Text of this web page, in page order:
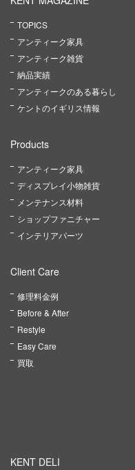
TOPICS
アンティーク家具
アンティーク雑貨
納品実績
アンティークのある暮らし
ケントのイギリス情報
Products
アンティーク家具
ディスプレイ小物雑貨
メンテナンス材料
ショップファニチャー
インテリアパーツ
Client Care
修理料金例
Before & After
Restyle
Easy Care
買取
KENT DELI